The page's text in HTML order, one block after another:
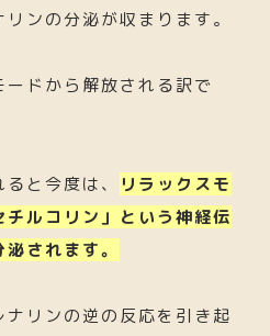
ンの分泌が収まります。
ドから解放される訳で
と今度は、
リラックスモ
ルコリン」という神経伝
されます。
リンの逆の反応を引き起